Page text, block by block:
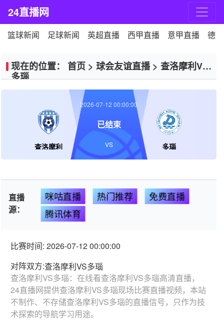
24直播网
篮球新闻 足球新闻 英超直播 西甲直播 意甲直播 德
现在的位置： 首页 > 球会友谊直播> 查洛摩利VS
多瑙
查洛摩利 多瑙
2026-07-12 00:00:00
已结束
VS
直播
源：
咪咕直播 热门推荐
免费直播
腾讯体育
比赛时间: 2026-07-12 00:00:00
对阵双方:查洛摩利VS多瑙
查洛摩利VS多瑙：在线看查洛摩利VS多瑙高清直播，
24直播网提供查洛摩利VS多瑙现场比赛直播视频，本站
不制作、不存储查洛摩利VS多瑙的直播信号，只作为技
术探索的导航学习用途。